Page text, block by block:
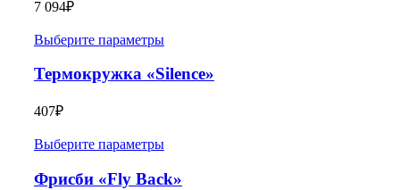
7 094₽
Выберите параметры
Термокружка «Silence»
407₽
Выберите параметры
Фрисби «Fly Back»